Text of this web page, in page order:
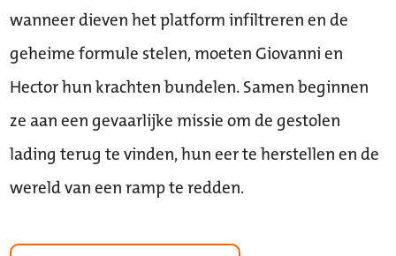
wanneer dieven het platform infiltreren en de
geheime formule stelen, moeten Giovanni en
Hector hun krachten bundelen. Samen beginnen
ze aan een gevaarlijke missie om de gestolen
lading terug te vinden, hun eer te herstellen en de
wereld van een ramp te redden.